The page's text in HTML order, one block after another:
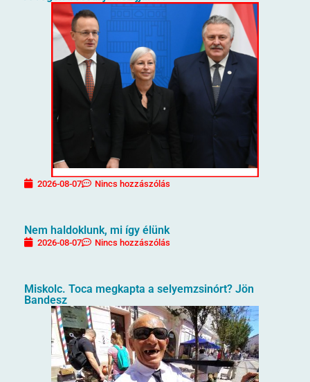
2026-08-07 Nincs hozzászólás
Nem haldoklunk, mi így élünk
2026-08-07 Nincs hozzászólás
Miskolc. Toca megkapta a selyemzsinórt? Jön
Bandesz